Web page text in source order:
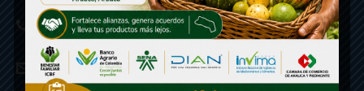
Linea de Servicio a la Ciudadania: 57- 6078851946
Linea Anticorrupción: 607885 3374
correspondencia: archivogeneral@arauca.gov.co